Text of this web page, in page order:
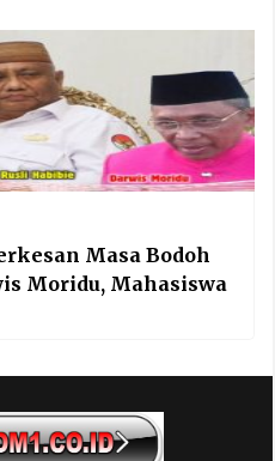
Masa Bodoh
Moridu, Mahasiswa